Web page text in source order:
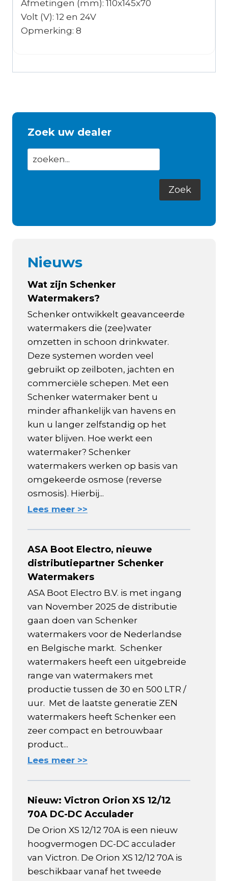
Afmetingen (mm): 110x145x70
Volt (V): 12 en 24V
Opmerking: 8
Zoek uw dealer
Nieuws
Wat zijn Schenker
Watermakers?
Schenker ontwikkelt geavanceerde
watermakers die (zee)water
omzetten in schoon drinkwater.
Deze systemen worden veel
gebruikt op zeilboten, jachten en
commerciële schepen. Met een
Schenker watermaker bent u
minder afhankelijk van havens en
kun u langer zelfstandig op het
water blijven. Hoe werkt een
watermaker? Schenker
watermakers werken op basis van
omgekeerde osmose (reverse
osmosis). Hierbij...
Lees meer >>
ASA Boot Electro, nieuwe
distributiepartner Schenker
Watermakers
ASA Boot Electro B.V. is met ingang
van November 2025 de distributie
gaan doen van Schenker
watermakers voor de Nederlandse
en Belgische markt. Schenker
watermakers heeft een uitgebreide
range van watermakers met
productie tussen de 30 en 500 LTR /
uur. Met de laatste generatie ZEN
watermakers heeft Schenker een
zeer compact en betrouwbaar
product...
Lees meer >>
Nieuw: Victron Orion XS 12/12
70A DC-DC Acculader
De Orion XS 12/12 70A is een nieuw
hoogvermogen DC-DC acculader
van Victron. De Orion XS 12/12 70A is
beschikbaar vanaf het tweede